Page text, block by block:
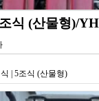
식 (산물형)/
| 5조식 (산물형)